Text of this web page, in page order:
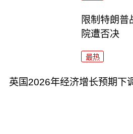
限制特朗普
院遭否决
最热
英国2026年经济增长预期下